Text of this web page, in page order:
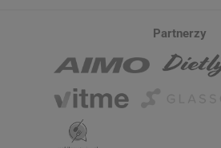
Taśma DYMO D1-45013 12 mm x 7 m
/ do drukarek DYMO D1
2
Partnerzy